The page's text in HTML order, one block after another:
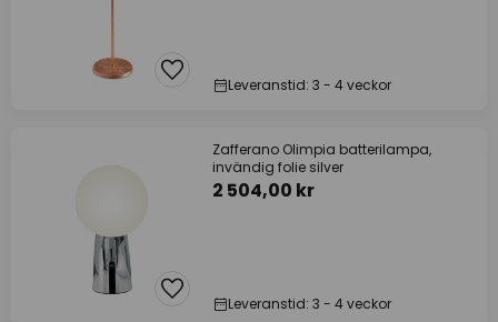
Leveranstid: 3 - 4 veckor
Zafferano Olimpia batterilampa,
invändig folie silver
2 504,00 kr
Leveranstid: 3 - 4 veckor